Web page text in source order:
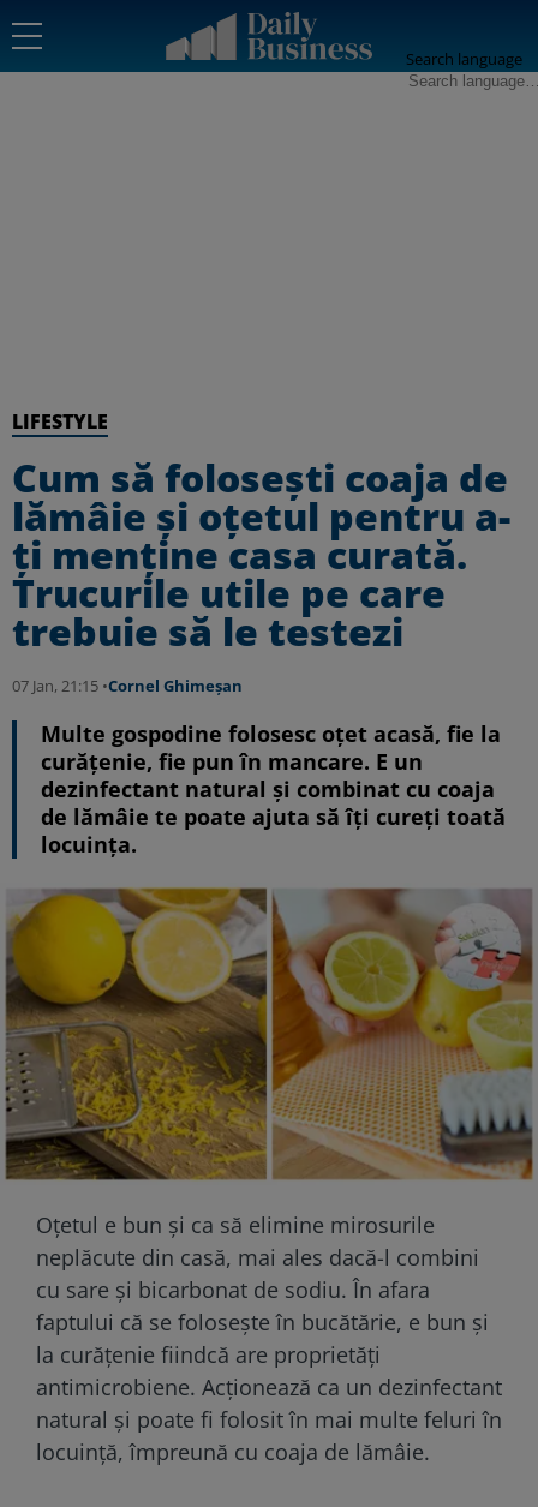
Search language
LIFESTYLE
Cum să folosești coaja de
lămâie și oțetul pentru a-
ți menține casa curată.
Trucurile utile pe care
trebuie să le testezi
07 Jan, 21:15 •Cornel Ghimeșan
Multe gospodine folosesc oțet acasă, fie la
curățenie, fie pun în mancare. E un
dezinfectant natural și combinat cu coaja
de lămâie te poate ajuta să îți cureți toată
locuința.
Oțetul e bun și ca să elimine mirosurile
neplăcute din casă, mai ales dacă-l combini
cu sare și bicarbonat de sodiu. În afara
faptului că se folosește în bucătărie, e bun și
la curățenie fiindcă are proprietăți
antimicrobiene. Acționează ca un dezinfectant
natural și poate fi folosit în mai multe feluri în
locuință, împreună cu coaja de lămâie.